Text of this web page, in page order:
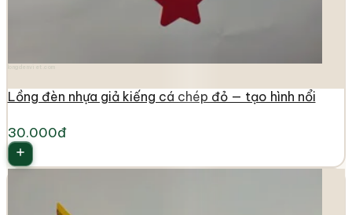
Lồng đèn nhựa giả kiếng cá chép đỏ — tạo hình nổi
30.000đ